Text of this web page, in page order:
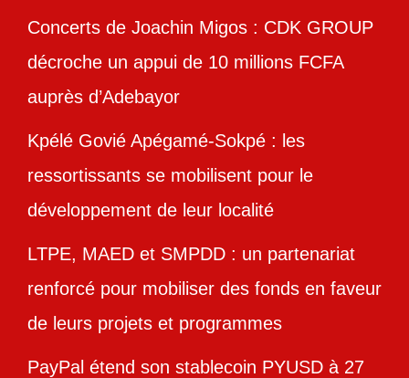
Concerts de Joachin Migos : CDK GROUP
décroche un appui de 10 millions FCFA
auprès d’Adebayor
Kpélé Govié Apégamé-Sokpé : les
ressortissants se mobilisent pour le
développement de leur localité
LTPE, MAED et SMPDD : un partenariat
renforcé pour mobiliser des fonds en faveur
de leurs projets et programmes
PayPal étend son stablecoin PYUSD à 27